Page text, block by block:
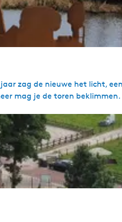
zag de nieuwe het licht,
mag je de toren beklimmen.